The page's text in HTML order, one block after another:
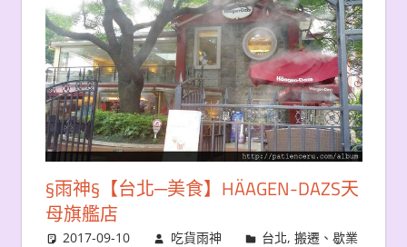
§雨神§【台北─美食】HÄAGEN-DAZS天
母旗艦店
2017-09-10 吃貨雨神 台北,搬遷、歇業